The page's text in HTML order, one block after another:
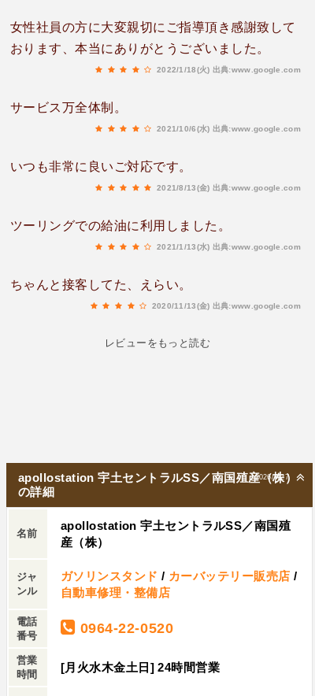
女性社員の方に大変親切にご指導頂き感謝致して
おります、本当にありがとうございました。
2022/1/18(火) 出典:www.google.com
サービス万全体制。
2021/10/6(水) 出典:www.google.com
いつも非常に良いご対応です。
2021/8/13(金) 出典:www.google.com
ツーリングでの給油に利用しました。
2021/1/13(水) 出典:www.google.com
ちゃんと接客してた、えらい。
2020/11/13(金) 出典:www.google.com
レビューをもっと読む
2026/7/27
apollostation 宇土セントラルSS／南国殖産（株）
の詳細
名前
apollostation 宇土セントラルSS／南国殖
産（株）
ジャ
ンル
ガソリンスタンド / カーバッテリー販売店 /
自動車修理・整備店
電話
番号
0964-22-0520
営業
時間
[月火水木金土日] 24時間営業